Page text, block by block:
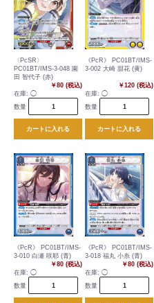
〈PcSR〉
PC01BT/IMS-3-048 園
田 智代子 (赤)
￥80 (税込)
在庫: ◯
数量
カートに入れる
《PcR》 PC01BT/IMS-
3-002 大崎 甜花 (黄)
￥120 (税込)
在庫: ◯
数量
カートに入れる
《PcR》 PC01BT/IMS-
3-010 白瀬 咲耶 (青)
￥80 (税込)
在庫: ◯
数量
《PcR》 PC01BT/IMS-
3-018 福丸 小糸 (青)
￥80 (税込)
在庫: ◯
数量